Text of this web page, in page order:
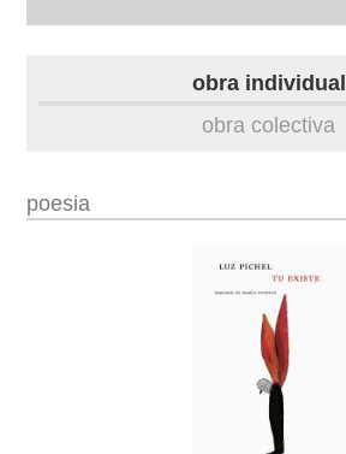
obra individual
obra colectiva
poesia